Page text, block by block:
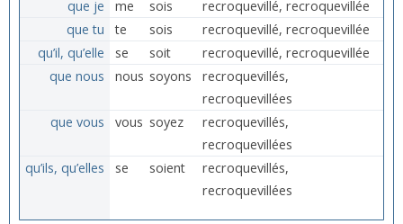
que je me sois
recroquevillé, recroquevillée
que tu
te sois
recroquevillé, recroquevillée
qu’il, qu’elle
se soit
recroquevillé, recroquevillée
que nous
nous soyons
recroquevillés,
recroquevillées
que vous
vous soyez
recroquevillés,
recroquevillées
qu’ils, qu’elles
se soient
recroquevillés,
recroquevillées